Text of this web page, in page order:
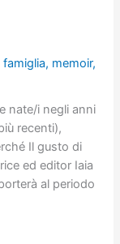
famiglia, memoir,
nate/i negli anni
recenti),
Il gusto di
ed editor Iaia
al periodo